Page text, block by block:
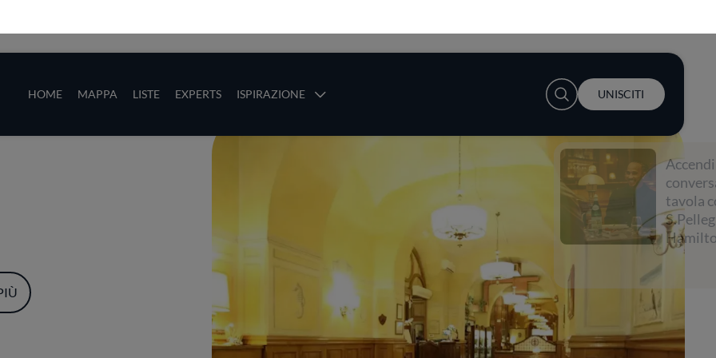
Main navigation User account menu
Accendi la
conversazione a
tavola con
S.Pellegrino e Lewis
Hamilton